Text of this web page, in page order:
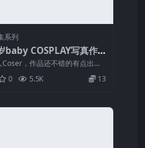
系列
baby COSPLAY写真作
频
，作品还不错的有点出
绅士想要的幻...
0 5.5K 13